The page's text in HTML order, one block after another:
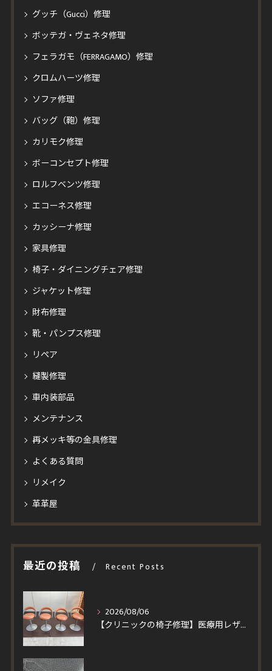
グッチ（Gucci）修理
ボッテガ・ヴェネタ修理
フェラガモ（FERRAGAMO）修理
クロムハーツ修理
ソファ修理
バッグ（鞄）修理
カリモク修理
ボーコンセプト修理
ロルフベンツ修理
エコーネス修理
カッシーナ修理
家具修理
椅子・ダイニングチェア修理
ジャケット修理
財布修理
靴・パンプス修理
リペア
縫製修理
車内装部品
メンテナンス
再メッキ等の金具修理
よくある質問
リメイク
革革屋
最近の投稿 Recent Posts
2026/08/06
【クリニックの椅子修理】医療用レザーへ張り替え！買い替えより安くイトーキ回転チェア4脚を即日対応